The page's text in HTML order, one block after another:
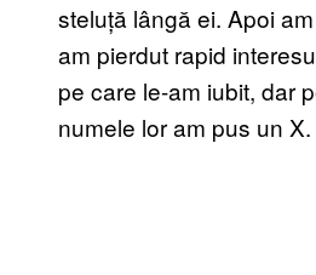
steluță lângă ei. Apoi
am pierdut rapid
pe care le-am iubit, dar
numele lor am pus un X.